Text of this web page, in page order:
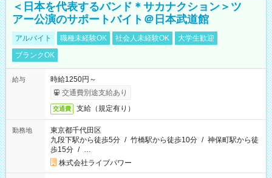
＜日本を代表するバンド＊サカナクション＞ツ
アー公演のサポートバイト＠日本武道館
アルバイト 職種未経験OK 社会人未経験OK
大学生歓迎
ブランクOK
給与
時給1250円～
交通費別途支給あり
交通費 支給（規定有り）
勤務地
東京都千代田区
九段下駅から徒歩5分 / 竹橋駅から徒歩10分 / 神保町駅から徒
歩15分 / …
株式会社ライブパワー